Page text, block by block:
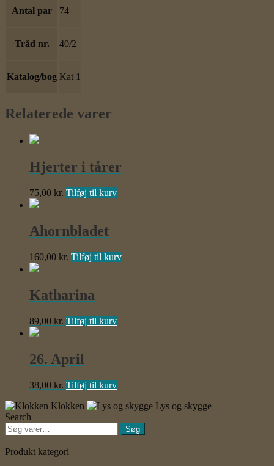
Antal par 74
Tråd nr. 40/2
Katalog/bog Kat 1
Relaterede varer
Hjerter i tårer
75,00 kr. Tilføj til kurv
Ahornbladet
160,00 kr. Tilføj til kurv
Katharina
89,00 kr. Tilføj til kurv
26. April
38,00 kr. Tilføj til kurv
Klokken
Lys og skygge
Search
Søg
efter:
Søg
Produkt kategori